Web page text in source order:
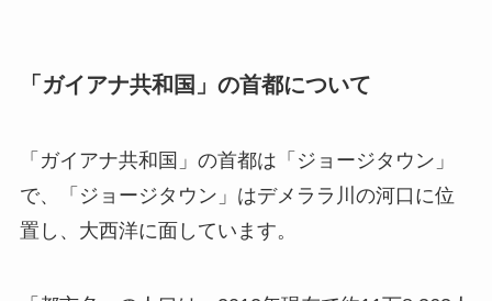
「ガイアナ共和国」の首都について
「ガイアナ共和国」の首都は「ジョージタウン」
で、「ジョージタウン」はデメララ川の河口に位
置し、大西洋に面しています。